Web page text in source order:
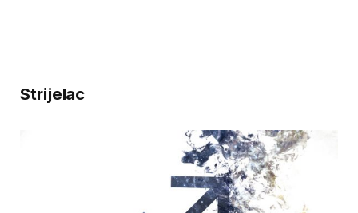
Strijelac